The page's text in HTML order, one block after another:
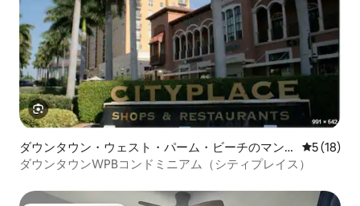
ダウンタウン・ウェスト・パーム・ビーチのマン
ション・アパート
レビュー
5 (18)
ダウンタウンWPBコンドミニアム（シティプレイス）